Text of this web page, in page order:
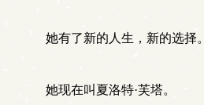
她有了新的人生，新的选择。
她现在叫夏洛特·芙塔。